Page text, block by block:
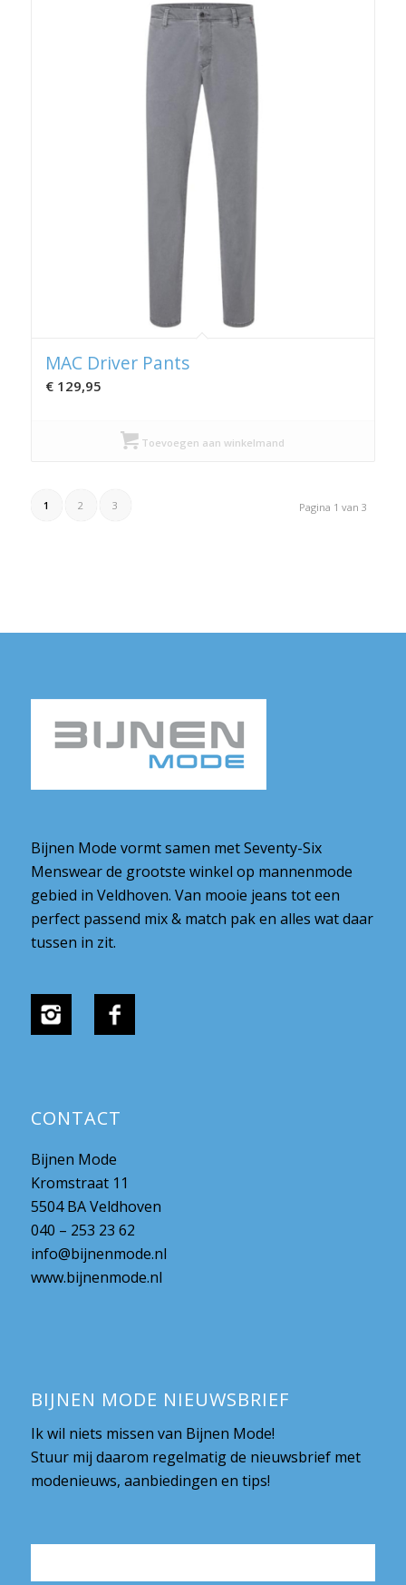
MAC Driver Pants
€129,95
Toevoegen aan winkelmand
Pagina 1 van 3
1 2 3
Bijnen Mode vormt samen met Seventy-Six
Menswear de grootste winkel op mannenmode
gebied in Veldhoven. Van mooie jeans tot een
perfect passend mix & match pak en alles wat daar
tussen in zit.
CONTACT
Bijnen Mode
Kromstraat 11
5504 BA Veldhoven
040 – 253 23 62
info@bijnenmode.nl
www.bijnenmode.nl
BIJNEN MODE NIEUWSBRIEF
Ik wil niets missen van Bijnen Mode!
Stuur mij daarom regelmatig de nieuwsbrief met
modenieuws, aanbiedingen en tips!